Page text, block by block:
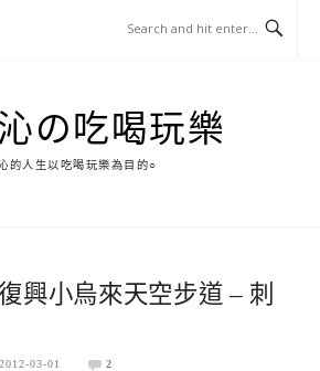
の吃喝玩樂
的人生以吃喝玩樂為目的○
興小烏來天空步道 – 刺
2012-03-01 2